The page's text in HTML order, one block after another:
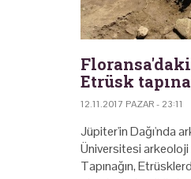
Etrüsk
12.11.2017 PAZAR - 23:11
Jüpiter'in Dağı'nda
Üniversitesi arkeoloji
Tapınağın,